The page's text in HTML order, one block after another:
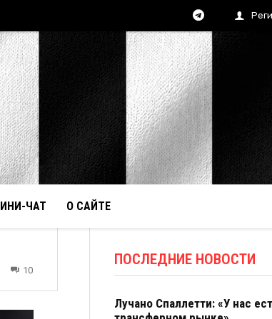
ЧАТ О САЙТЕ
10
ПОСЛЕДНИЕ НОВОСТИ
Лучано Спаллетти: «У нас